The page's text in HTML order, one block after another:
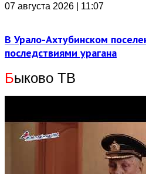
07 августа 2026 | 11:07
В Урало-Ахтубинском
последствиями урагана
Быково ТВ